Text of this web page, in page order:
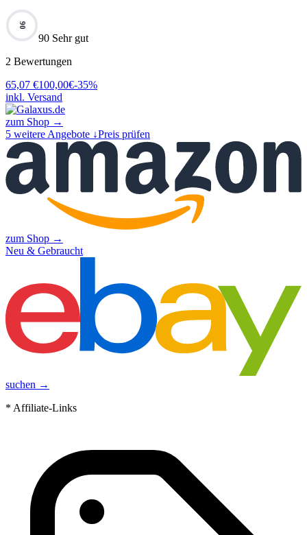
90
90 Sehr gut
2 Bewertungen
65,07 €100,00€-35%
inkl. Versand
zum Shop →
5 weitere Angebote ↓Preis prüfen
zum Shop →
Neu & Gebraucht
suchen →
* Affiliate-Links